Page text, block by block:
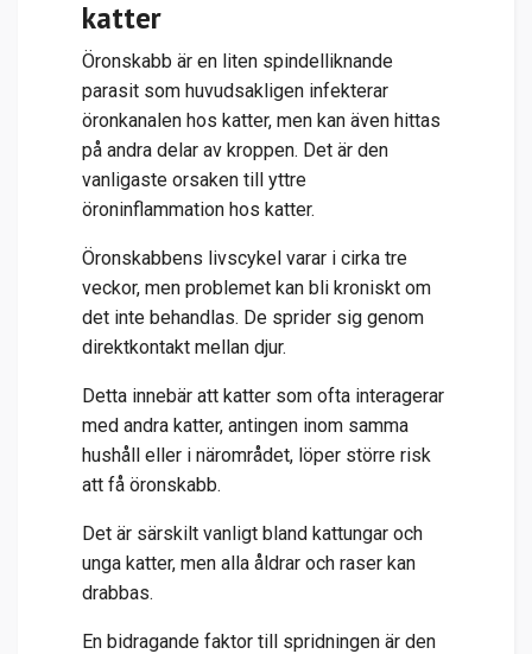
katter
Öronskabb är en liten spindelliknande
parasit som huvudsakligen infekterar
öronkanalen hos katter, men kan även hittas
på andra delar av kroppen. Det är den
vanligaste orsaken till yttre
öroninflammation hos katter.
Öronskabbens livscykel varar i cirka tre
veckor, men problemet kan bli kroniskt om
det inte behandlas. De sprider sig genom
direktkontakt mellan djur.
Detta innebär att katter som ofta interagerar
med andra katter, antingen inom samma
hushåll eller i närområdet, löper större risk
att få öronskabb.
Det är särskilt vanligt bland kattungar och
unga katter, men alla åldrar och raser kan
drabbas.
En bidragande faktor till spridningen är den